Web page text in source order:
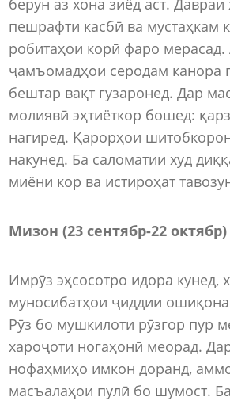
берун аз хона зиёд аст. Давраи
пешрафти касбӣ ва мустаҳкам
робитаҳои корӣ фаро мерасад.
ҷамъомадҳои серодам канора
бештар вақт гузаронед. Дар
молиявӣ эҳтиёткор бошед:
нагиред. Қарорҳои
накунед. Ба саломатии худ
миёни кор ва истироҳат
Мизон (23 сентябр-22 октябр)
Имрӯз эҳсосотро идора кунед,
муносибатҳои ҷиддии
Рӯз бо мушкилоти рӯзгор пур
хароҷоти ногаҳонӣ меорад.
нофаҳмиҳо имкон доранд,
масъалаҳои пулӣ бо шумост.